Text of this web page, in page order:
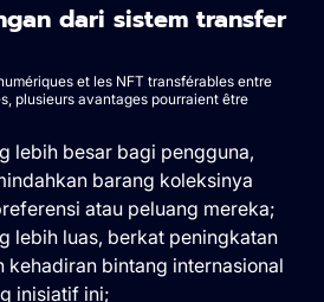
dari sistem transfer
et les NFT transférables entre
plusieurs avantages pourraient être
lebih besar bagi pengguna,
barang koleksinya
atau peluang mereka;
lebih luas, berkat peningkatan
kehadiran bintang internasional
inisiatif ini;